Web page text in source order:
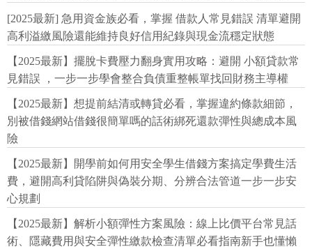
[2025最新] 急用資金族必看，掌握 借款人常見錯誤 清單避開
高利溢繳風險還能維持良好信用紀錄與現金流穩定狀態
【2025最新】擺脫卡費壓力翻身實用攻略：避開 小額貸款常
見錯誤 ，一步一步學會整合負債重整帳單找回財務主導權
【2025最新】想提前結清或轉貸必看，掌握違約條款細節，
別被借錢網站借錢很簡單嗎的話術綁死還款彈性與總成本風
險
【2025最新】開學前如何用安全學生借錢方案搞定學費生活
費，避開高利貸陷阱與偽裝分期、分辨合法管道一步一步安
心規劃
【2025最新】解析小額彈性方案風險：線上比價平台常見話
術、隱藏費用與安全彈性繳款檢查清單必看指南新手也懂懶